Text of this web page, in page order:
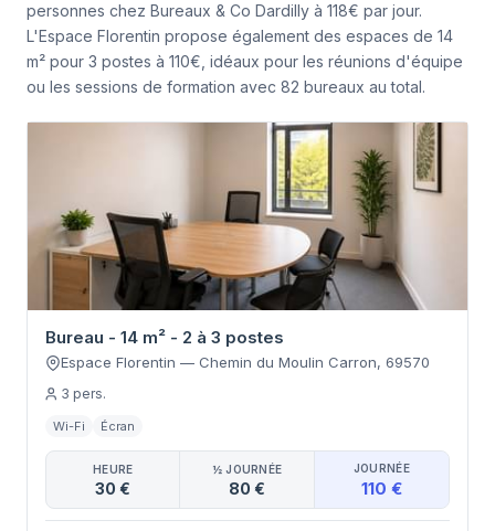
personnes chez Bureaux & Co Dardilly à 118€ par jour.
L'Espace Florentin propose également des espaces de 14
m² pour 3 postes à 110€, idéaux pour les réunions d'équipe
ou les sessions de formation avec 82 bureaux au total.
Bureau - 14 m² - 2 à 3 postes
Espace Florentin — Chemin du Moulin Carron, 69570
3 pers.
Wi-Fi Écran
HEURE
30 €
½ JOURNÉE
80 €
JOURNÉE
110 €